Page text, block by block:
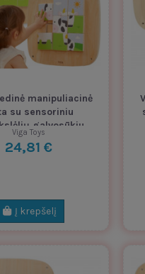
manipuliacinė
su sensoriniu
galvosūkiu
Viga Toys
24,81 €
Į krepšelį